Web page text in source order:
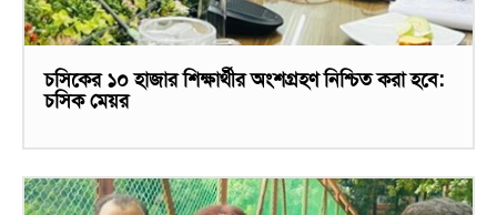
চসিকের ১০ হাজার শিক্ষার্থীর অংশগ্রহণ নিশ্চিত করা হবে:
চসিক মেয়র